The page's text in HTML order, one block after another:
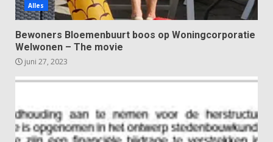
Alles
Bewoners Bloemenbuurt boos op Woningcorporatie
Welwonen – The movie
juni 27, 2023